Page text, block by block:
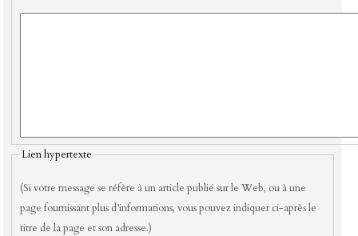
Lien hypertexte
(Si votre message se réfère à un article publié sur le Web, ou à une
page fournissant plus d’informations, vous pouvez indiquer ci-après le
titre de la page et son adresse.)